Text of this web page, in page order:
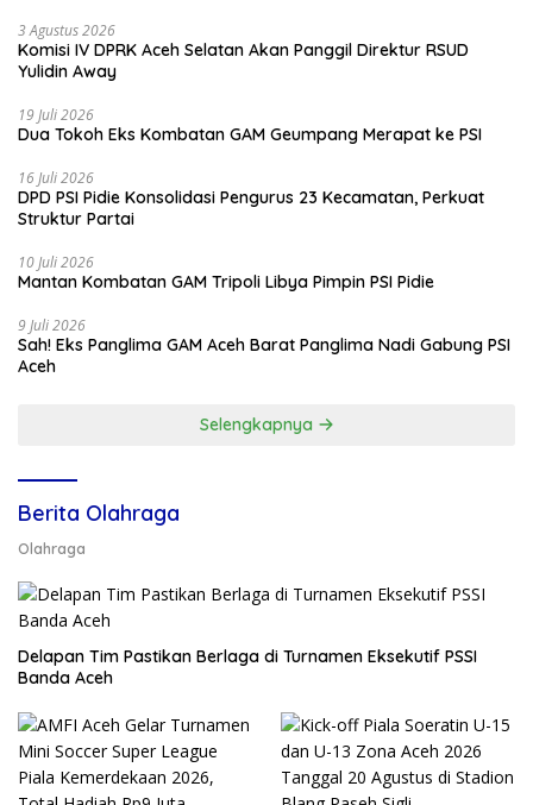
3 Agustus 2026
Komisi IV DPRK Aceh Selatan Akan Panggil Direktur RSUD
Yulidin Away
19 Juli 2026
Dua Tokoh Eks Kombatan GAM Geumpang Merapat ke PSI
16 Juli 2026
DPD PSI Pidie Konsolidasi Pengurus 23 Kecamatan, Perkuat
Struktur Partai
10 Juli 2026
Mantan Kombatan GAM Tripoli Libya Pimpin PSI Pidie
9 Juli 2026
Sah! Eks Panglima GAM Aceh Barat Panglima Nadi Gabung PSI
Aceh
Selengkapnya
Berita Olahraga
Olahraga
Delapan Tim Pastikan Berlaga di Turnamen Eksekutif PSSI
Banda Aceh